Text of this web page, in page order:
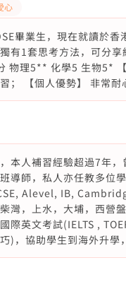
心
畢業生，現在就讀於
有1套思考方法，可分
物理5** 化學5 生物5*
； 【個人優勢】 非常耐
本人補習經驗超過7年
導師，私人亦任教多位
Alevel, IB,
灣，上水，大埔，西營
際英文考試(IELTS ,
)，協助學生到海外升學